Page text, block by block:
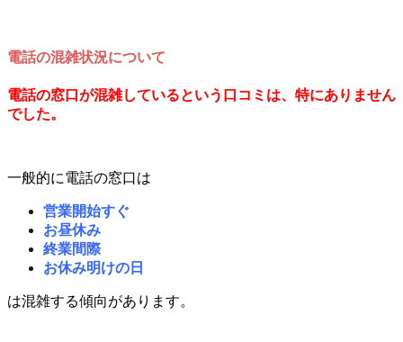
電話の混雑状況について
電話の窓口が混雑しているという口コミは、特にありません
でした。
一般的に電話の窓口は
営業開始すぐ
お昼休み
終業間際
お休み明けの日
は混雑する傾向があります。